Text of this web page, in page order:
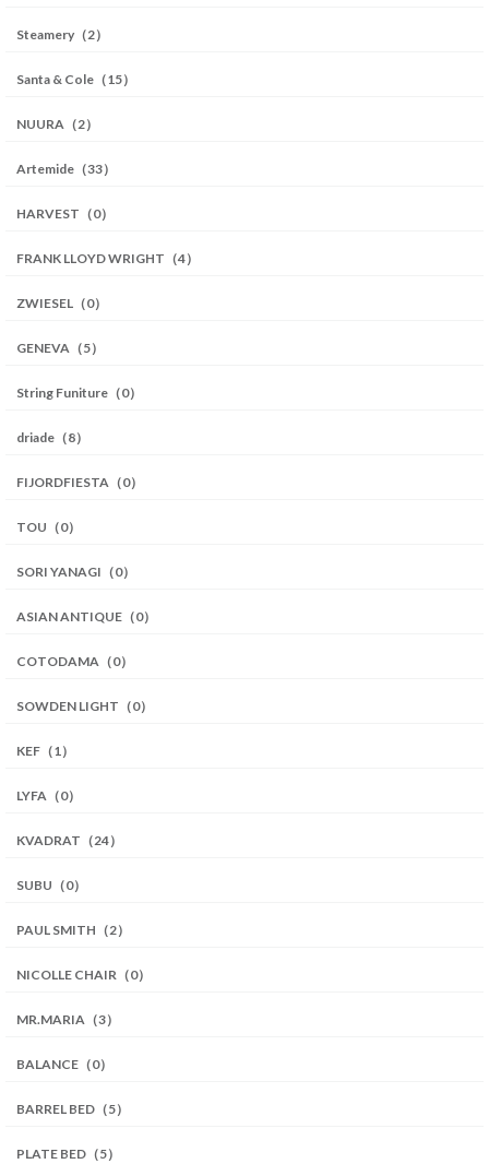
Steamery（2）
Santa & Cole（15）
NUURA（2）
Artemide（33）
HARVEST（0）
FRANK LLOYD WRIGHT（4）
ZWIESEL（0）
GENEVA（5）
String Funiture（0）
driade（8）
FIJORDFIESTA（0）
TOU（0）
SORI YANAGI（0）
ASIAN ANTIQUE（0）
COTODAMA（0）
SOWDEN LIGHT（0）
KEF（1）
LYFA（0）
KVADRAT（24）
SUBU（0）
PAUL SMITH（2）
NICOLLE CHAIR（0）
MR.MARIA（3）
BALANCE（0）
BARREL BED（5）
PLATE BED（5）